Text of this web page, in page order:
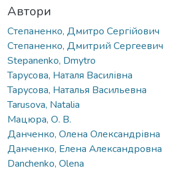
Автори
Степаненко, Дмитро Сергійович
Степаненко, Дмитрий Сергеевич
Stepanenko, Dmytro
Тарусова, Наталя Василівна
Тарусова, Наталья Васильевна
Tarusova, Natalia
Мацюра, О. В.
Данченко, Олена Олександрівна
Данченко, Елена Александровна
Danchenko, Olena